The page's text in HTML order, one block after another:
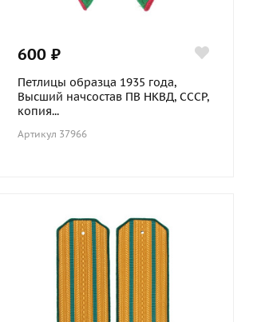
600 ₽
Петлицы образца 1935 года,
Высший начсостав ПВ НКВД, СССР,
копия...
Артикул 37966